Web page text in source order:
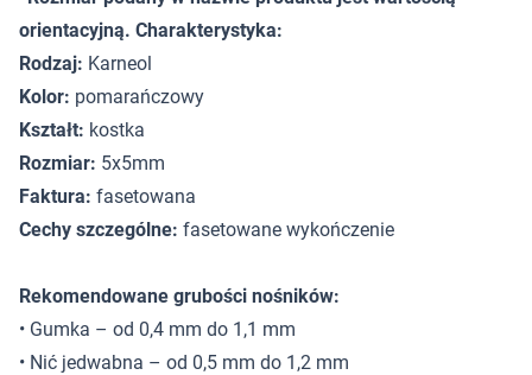
orientacyjną. Charakterystyka:
Rodzaj: Karneol
Kolor: pomarańczowy
Kształt: kostka
Rozmiar: 5x5mm
Faktura: fasetowana
Cechy szczególne: fasetowane wykończenie
Rekomendowane grubości nośników:
• Gumka – od 0,4 mm do 1,1 mm
• Nić jedwabna – od 0,5 mm do 1,2 mm